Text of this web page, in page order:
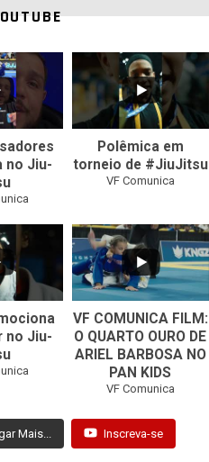
no Jiu-
46 1
Polêmica em
torneio de #JiuJitsu
VF Comunica
no Jiu-
...
0
VF COMUNICA FILM:
O QUARTO OURO DE
ARIEL BARBOSA NO
PAN KIDS
VF Comunica
Mais... Inscreva-se